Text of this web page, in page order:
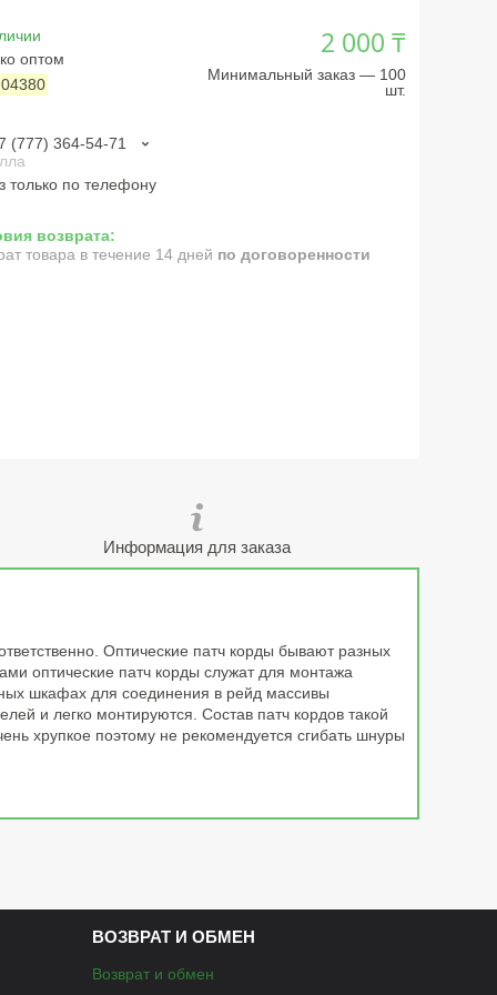
оптом
04380
2 000 ₸
Минимальный заказ — 100
шт.
(777) 364-54-71
только по телефону
товара в течение 14 дней по договоренности
Информация для заказа
Оптические патч корды бывают разных
оптические патч корды служат для монтажа
шкафах для соединения в рейд массивы
и легко монтируются. Состав патч кордов такой
хрупкое поэтому не рекомендуется сгибать шнуры
ВОЗВРАТ И ОБМЕН
Возврат и обмен